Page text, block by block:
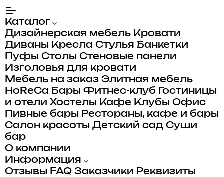
Каталог
Дизайнерская мебель Кровати
Диваны Кресла Стулья Банкетки
Пуфы Столы Стеновые панели
Изголовья для кровати
Мебель на заказ Элитная мебель
HoReCa Бары Фитнес-клуб
Гостиницы
и отели Хостелы Кафе Клубы Офис
Пивные бары Рестораны, кафе и бары
Салон красоты Детский сад Суши
бар
О компании
Информация
Отзывы FAQ Заказчики Реквизиты